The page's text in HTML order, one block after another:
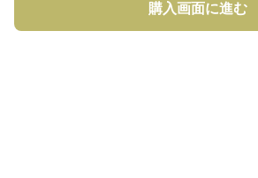
購入画面に進む
購入画面に進む